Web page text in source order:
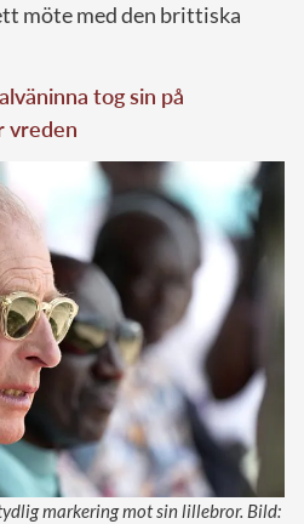
möte med den brittiska
tog sin på
vreden
markering mot sin lillebror. Bild: